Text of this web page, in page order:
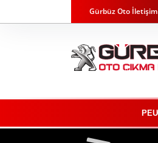
Gürbüz Oto İletişim